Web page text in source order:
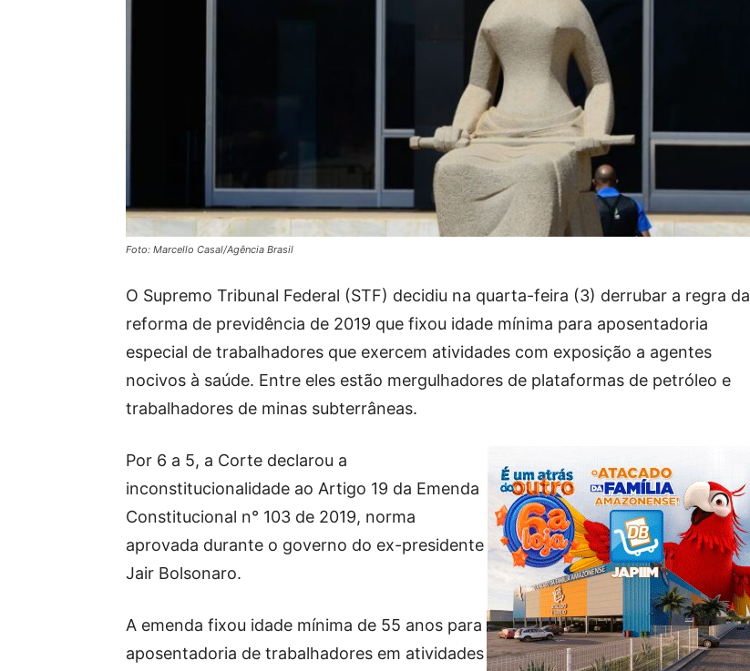
Foto: Marcello Casal/Agência Brasil
O Supremo Tribunal Federal (STF) decidiu na quarta-feira (3) derrubar a regra da
reforma de previdência de 2019 que fixou idade mínima para aposentadoria
especial de trabalhadores que exercem atividades com exposição a agentes
nocivos à saúde. Entre eles estão mergulhadores de plataformas de petróleo e
trabalhadores de minas subterrâneas.
Por 6 a 5, a Corte declarou a
inconstitucionalidade ao Artigo 19 da Emenda
Constitucional n° 103 de 2019, norma
aprovada durante o governo do ex-presidente
Jair Bolsonaro.
A emenda fixou idade mínima de 55 anos para
aposentadoria de trabalhadores em atividades